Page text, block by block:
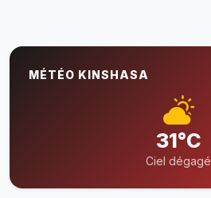
MÉTÉO KINSHASA
31°C
Ciel dégagé